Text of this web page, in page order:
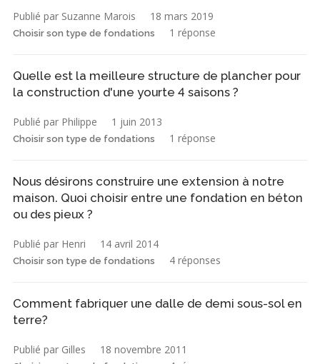
Publié par Suzanne Marois 18 mars 2019
Choisir son type de fondations 1 réponse
Quelle est la meilleure structure de plancher pour
la construction d'une yourte 4 saisons ?
Publié par Philippe 1 juin 2013
Choisir son type de fondations 1 réponse
Nous désirons construire une extension à notre
maison. Quoi choisir entre une fondation en béton
ou des pieux ?
Publié par Henri 14 avril 2014
Choisir son type de fondations 4 réponses
Comment fabriquer une dalle de demi sous-sol en
terre?
Publié par Gilles 18 novembre 2011